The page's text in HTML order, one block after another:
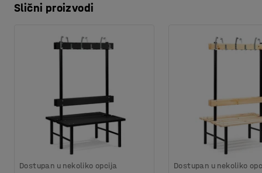
Slični proizvodi
Dostupan u nekoliko opcija Dostupan u nekoliko